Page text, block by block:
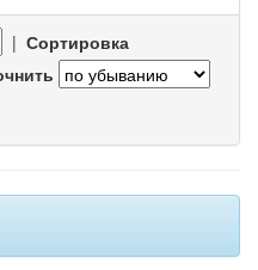
| Сортировка